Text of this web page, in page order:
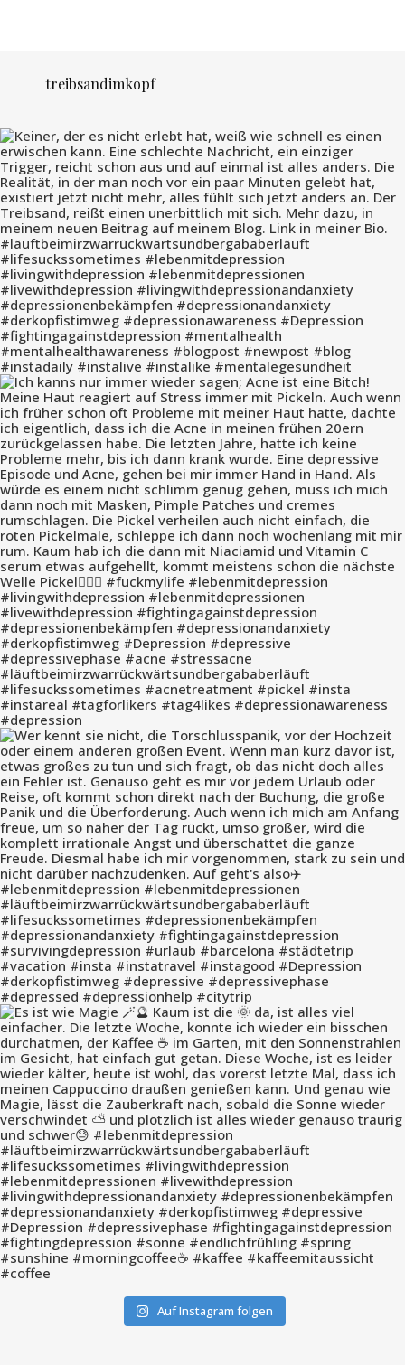
treibsandimkopf
Auf Instagram folgen